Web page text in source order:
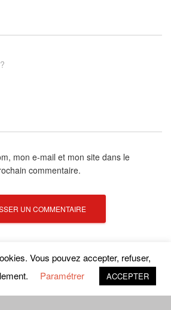
mon e-mail et mon site dans le
commentaire.
Vous pouvez accepter, refuser,
Paramétrer ACCEPTER